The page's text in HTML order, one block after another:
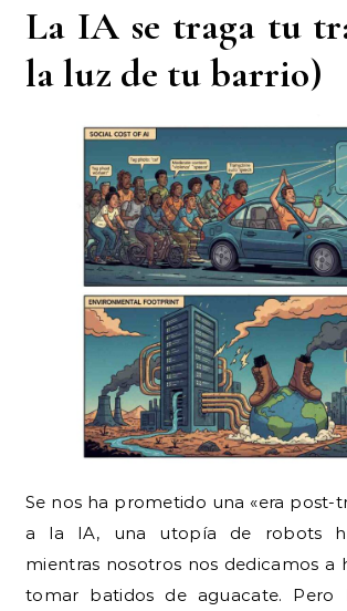
La IA se traga tu
la luz de tu barrio)
Se nos ha prometido una «era post-
a la IA, una utopía de robots
mientras nosotros nos dedicamos a
tomar batidos de aguacate. Pero